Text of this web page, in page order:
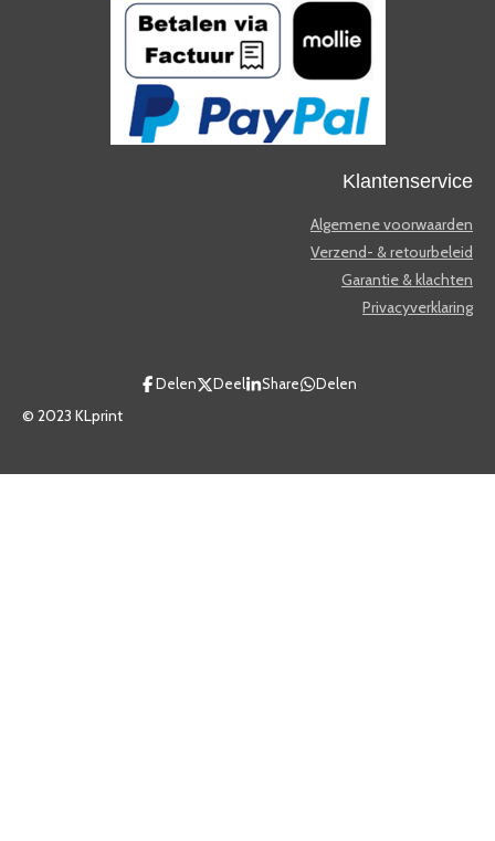
Klantenservice
Algemene voorwaarden
Verzend- & retourbeleid
Garantie & klachten
Privacyverklaring
Delen Deel Share Delen
© 2023 KLprint